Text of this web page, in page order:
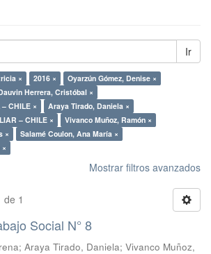
Ir
× 2016 ×
Oyarzún Gómez, Denise ×
Herrera, Cristóbal ×
CHILE ×
Araya Tirado, Daniela ×
TRABAJO SOCIAL FAMILIAR – CHILE ×
Vivanco Muñoz, Ramón ×
×
Salamé Coulon, Ana María ×
Mostrar filtros avanzados
1
Social N° 8
; Araya Tirado, Daniela; Vivanco Muñoz,